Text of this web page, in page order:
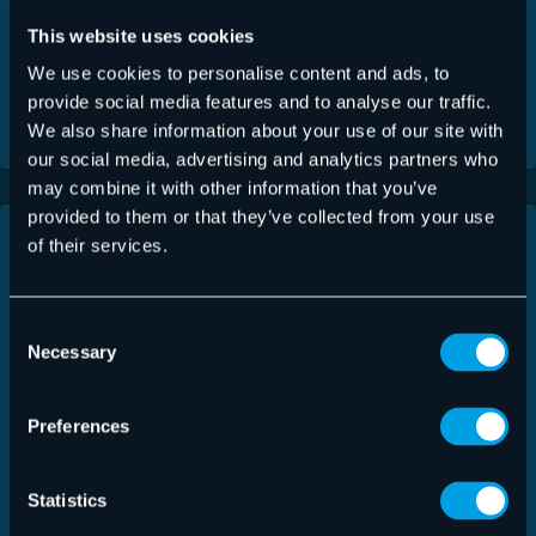
This website uses cookies
We use cookies to personalise content and ads, to
provide social media features and to analyse our traffic.
We also share information about your use of our site with
our social media, advertising and analytics partners who
may combine it with other information that you’ve
provided to them or that they’ve collected from your use
of their services.
Selection
Necessary
Preferences
Statistics
journée comme vous
le souhaitez.
Rendez-vous
Tous les Hornets de
départements à
Contrats à
indéterminée
croissance rapide